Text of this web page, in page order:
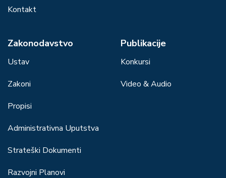
Kontakt
Zakonodavstvo
Ustav
Zakoni
Propisi
Administrativna Uputstva
Strateški Dokumenti
Razvojni Planovi
Publikacije
Konkursi
Video & Audio